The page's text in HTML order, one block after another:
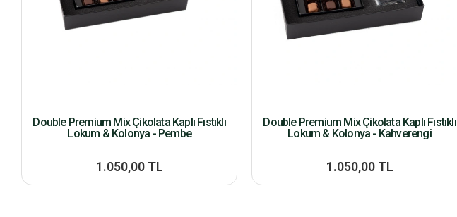
Double Premium Mix Çikolata Kaplı Fıstıklı
Lokum & Kolonya - Pembe
1.050,00 TL
Double Premium Mix Çikolata Kaplı Fıstıklı
Lokum & Kolonya - Kahverengi
1.050,00 TL